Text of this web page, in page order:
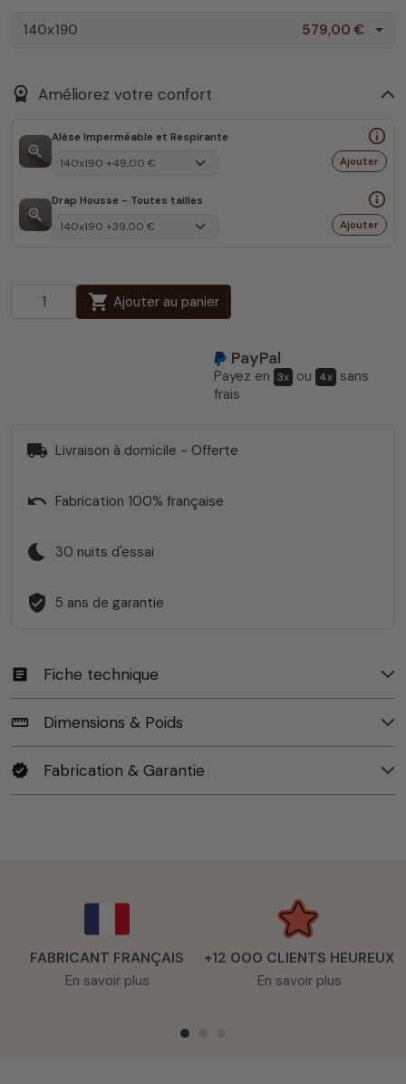
140x190 579,00 €
workspace_premium Améliorez votre confort
zoom_in
Alèse Imperméable et Respirante info_outline
Ajouter
zoom_in
Drap Housse - Toutes tailles info_outline
Ajouter
shopping_cart Ajouter au panier
PayPal
Payez en 3x ou 4x sans
frais
local_shipping Livraison à domicile - Offerte
undo Fabrication 100% française
bedtime 30 nuits d'essai
verified_user 5 ans de garantie
article Fiche technique
straighten Dimensions & Poids
verified Fabrication & Garantie
FABRICANT FRANÇAIS
En savoir plus
+12 000 CLIENTS HEUREUX
En savoir plus